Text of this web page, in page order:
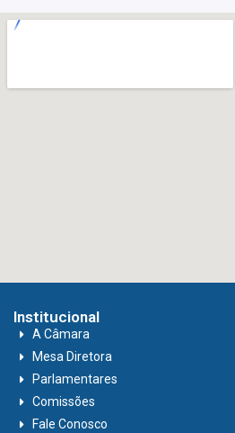
Institucional
A Câmara
Mesa Diretora
Parlamentares
Comissões
Fale Conosco